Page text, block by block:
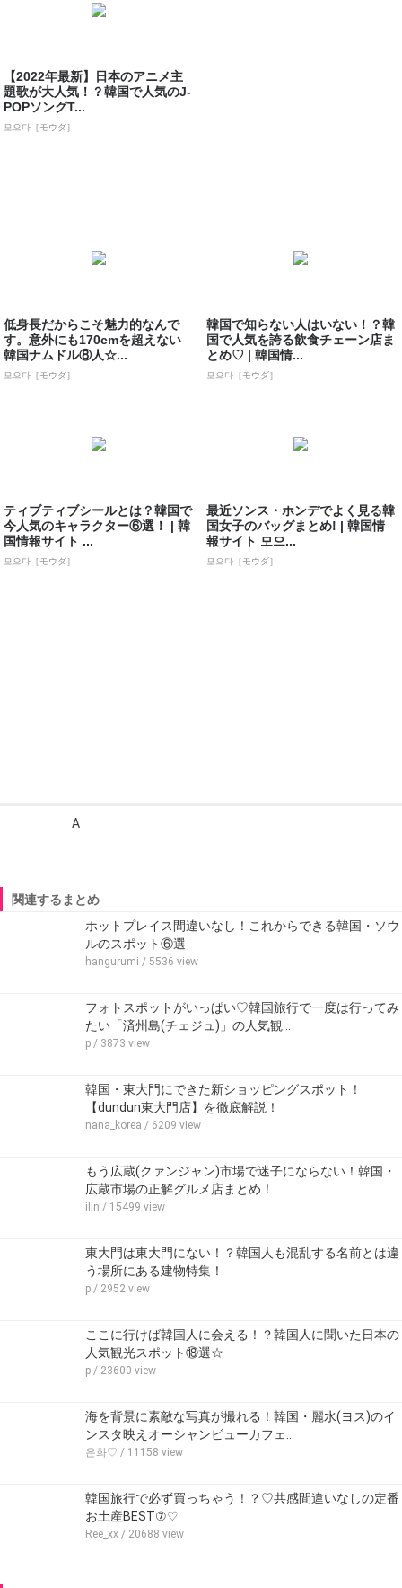
【2022年最新】日本のアニメ主
題歌が大人気！？韓国で人気のJ-
POPソングT...
모으다［モウダ］
低身長だからこそ魅力的なんで
す。意外にも170cmを超えない
韓国ナムドル⑧人☆...
모으다［モウダ］
韓国で知らない人はいない！？韓
国で人気を誇る飲食チェーン店ま
とめ♡ | 韓国情...
모으다［モウダ］
ティブティブシールとは？韓国で
今人気のキャラクター⑥選！ | 韓
国情報サイト ...
모으다［モウダ］
最近ソンス・ホンデでよく見る韓
国女子のバッグまとめ! | 韓国情
報サイト 모으...
모으다［モウダ］
A
関連するまとめ
ホットプレイス間違いなし！これからできる韓国・ソウ
ルのスポット⑥選
hangurumi / 5536 view
フォトスポットがいっぱい♡韓国旅行で一度は行ってみ
たい「済州島(チェジュ)」の人気観…
p / 3873 view
韓国・東大門にできた新ショッピングスポット！
【dundun東大門店】を徹底解説！
nana_korea / 6209 view
もう広蔵(クァンジャン)市場で迷子にならない！韓国・
広蔵市場の正解グルメ店まとめ！
ilin / 15499 view
東大門は東大門にない！？韓国人も混乱する名前とは違
う場所にある建物特集！
p / 2952 view
ここに行けば韓国人に会える！？韓国人に聞いた日本の
人気観光スポット⑱選☆
p / 23600 view
海を背景に素敵な写真が撮れる！韓国・麗水(ヨス)のイ
ンスタ映えオーシャンビューカフェ…
은화♡ / 11158 view
韓国旅行で必ず買っちゃう！？♡共感間違いなしの定番
お土産BEST⑦♡
Ree_xx / 20688 view